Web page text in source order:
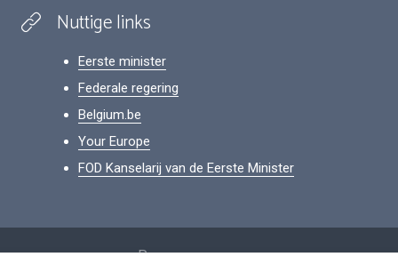
Nuttige links
Eerste minister
Federale regering
Belgium.be
Your Europe
FOD Kanselarij van de Eerste Minister